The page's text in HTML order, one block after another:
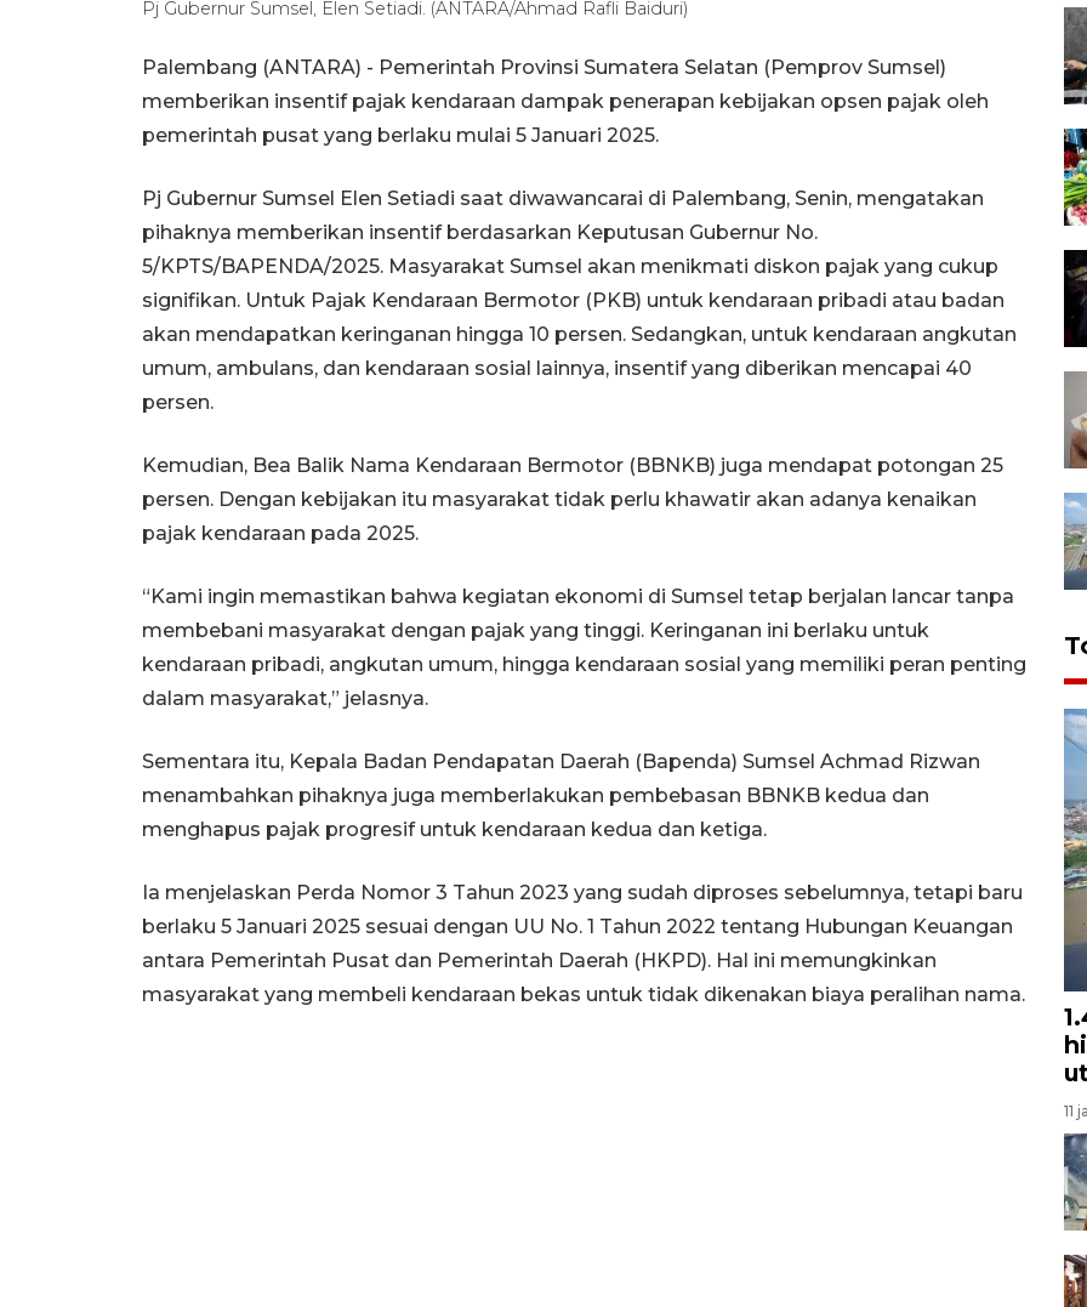
Pj Gubernur Sumsel, Elen Setiadi. (ANTARA/Ahmad Rafli Baiduri)
Palembang (ANTARA) - Pemerintah Provinsi Sumatera Selatan (Pemprov Sumsel)
memberikan insentif pajak kendaraan dampak penerapan kebijakan opsen pajak oleh
pemerintah pusat yang berlaku mulai 5 Januari 2025.
Pj Gubernur Sumsel Elen Setiadi saat diwawancarai di Palembang, Senin, mengatakan
pihaknya memberikan insentif berdasarkan Keputusan Gubernur No.
5/KPTS/BAPENDA/2025. Masyarakat Sumsel akan menikmati diskon pajak yang cukup
signifikan. Untuk Pajak Kendaraan Bermotor (PKB) untuk kendaraan pribadi atau badan
akan mendapatkan keringanan hingga 10 persen. Sedangkan, untuk kendaraan angkutan
umum, ambulans, dan kendaraan sosial lainnya, insentif yang diberikan mencapai 40
persen.
Kemudian, Bea Balik Nama Kendaraan Bermotor (BBNKB) juga mendapat potongan 25
persen. Dengan kebijakan itu masyarakat tidak perlu khawatir akan adanya kenaikan
pajak kendaraan pada 2025.
“Kami ingin memastikan bahwa kegiatan ekonomi di Sumsel tetap berjalan lancar tanpa
membebani masyarakat dengan pajak yang tinggi. Keringanan ini berlaku untuk
kendaraan pribadi, angkutan umum, hingga kendaraan sosial yang memiliki peran penting
dalam masyarakat,” jelasnya.
Sementara itu, Kepala Badan Pendapatan Daerah (Bapenda) Sumsel Achmad Rizwan
menambahkan pihaknya juga memberlakukan pembebasan BBNKB kedua dan
menghapus pajak progresif untuk kendaraan kedua dan ketiga.
Ia menjelaskan Perda Nomor 3 Tahun 2023 yang sudah diproses sebelumnya, tetapi baru
berlaku 5 Januari 2025 sesuai dengan UU No. 1 Tahun 2022 tentang Hubungan Keuangan
antara Pemerintah Pusat dan Pemerintah Daerah (HKPD). Hal ini memungkinkan
masyarakat yang membeli kendaraan bekas untuk tidak dikenakan biaya peralihan nama.
11